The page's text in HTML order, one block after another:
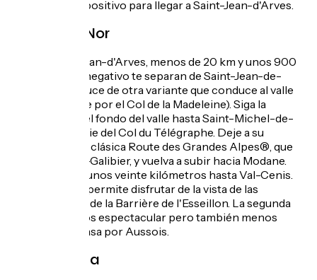
m de ascenso positivo para llegar a Saint-Jean-d'Arves.
Ruta Sur / Nor
Desde Saint-Jean-d'Arves, menos de 20 km y unos 900
m de ascenso negativo te separan de Saint-Jean-de-
Maurienne (cruce de otra variante que conduce al valle
de la Tarentaise por el Col de la Madeleine). Siga la
carretera por el fondo del valle hasta Saint-Michel-de-
Maurienne, al pie del Col du Télégraphe. Deje a su
derecha la ruta clásica Route des Grandes Alpes®, que
lleva a Valloire-Galibier, y vuelva a subir hacia Modane.
Desde allí, hay unos veinte kilómetros hasta Val-Cenis.
La ruta clásica permite disfrutar de la vista de las
fortificaciones de la Barrière de l'Esseillon. La segunda
ruta, algo menos espectacular pero también menos
frecuentada, pasa por Aussois.
No se pierda